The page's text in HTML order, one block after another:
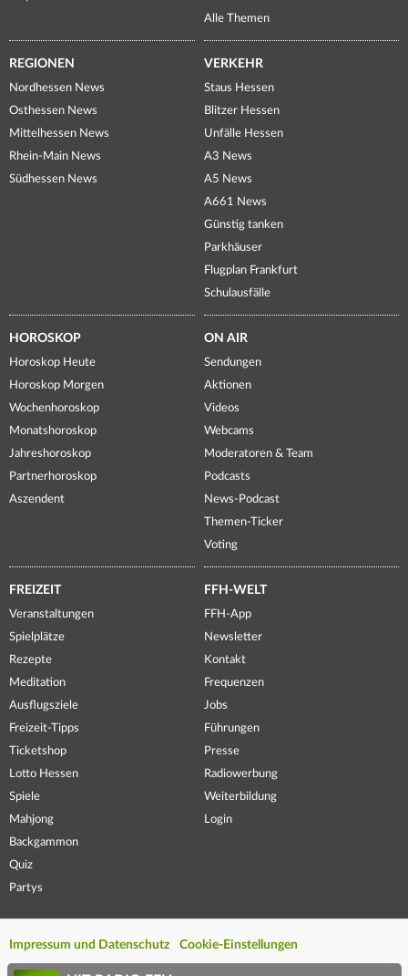
Alle Themen
REGIONEN
Nordhessen News
Osthessen News
Mittelhessen News
Rhein-Main News
Südhessen News
VERKEHR
Staus Hessen
Blitzer Hessen
Unfälle Hessen
A3 News
A5 News
A661 News
Günstig tanken
Parkhäuser
Flugplan Frankfurt
Schulausfälle
HOROSKOP
Horoskop Heute
Horoskop Morgen
Wochenhoroskop
Monatshoroskop
Jahreshoroskop
Partnerhoroskop
Aszendent
ON AIR
Sendungen
Aktionen
Videos
Webcams
Moderatoren & Team
Podcasts
News-Podcast
Themen-Ticker
Voting
FREIZEIT
Veranstaltungen
Spielplätze
Rezepte
Meditation
Ausflugsziele
Freizeit-Tipps
Ticketshop
Lotto Hessen
Spiele
Mahjong
Backgammon
Quiz
Partys
FFH-WELT
FFH-App
Newsletter
Kontakt
Frequenzen
Jobs
Führungen
Presse
Radiowerbung
Weiterbildung
Login
Impressum und Datenschutz Cookie-Einstellungen